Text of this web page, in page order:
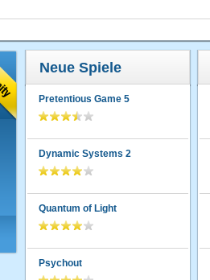
Neue Spiele
Pretentious Game 5
Dynamic Systems 2
Quantum of Light
Psychout